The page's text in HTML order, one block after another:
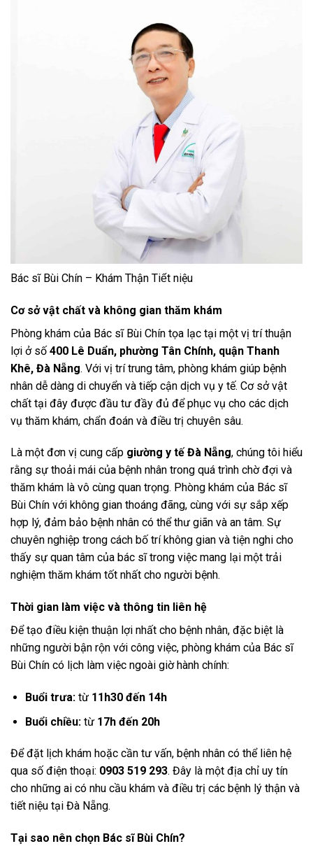
Bác sĩ Bùi Chín – Khám Thận Tiết niệu
Cơ sở vật chất và không gian thăm khám
Phòng khám của Bác sĩ Bùi Chín tọa lạc tại một vị trí thuận
lợi ở số 400 Lê Duẩn, phường Tân Chính, quận Thanh
Khê, Đà Nẵng. Với vị trí trung tâm, phòng khám giúp bệnh
nhân dễ dàng di chuyển và tiếp cận dịch vụ y tế. Cơ sở vật
chất tại đây được đầu tư đầy đủ để phục vụ cho các dịch
vụ thăm khám, chẩn đoán và điều trị chuyên sâu.
Là một đơn vị cung cấp giường y tế Đà Nẵng, chúng tôi hiểu
rằng sự thoải mái của bệnh nhân trong quá trình chờ đợi và
thăm khám là vô cùng quan trọng. Phòng khám của Bác sĩ
Bùi Chín với không gian thoáng đãng, cùng với sự sắp xếp
hợp lý, đảm bảo bệnh nhân có thể thư giãn và an tâm. Sự
chuyên nghiệp trong cách bố trí không gian và tiện nghi cho
thấy sự quan tâm của bác sĩ trong việc mang lại một trải
nghiệm thăm khám tốt nhất cho người bệnh.
Thời gian làm việc và thông tin liên hệ
Để tạo điều kiện thuận lợi nhất cho bệnh nhân, đặc biệt là
những người bận rộn với công việc, phòng khám của Bác sĩ
Bùi Chín có lịch làm việc ngoài giờ hành chính:
Buổi trưa:từ 11h30 đến 14h
Buổi chiều:từ 17h đến 20h
Để đặt lịch khám hoặc cần tư vấn, bệnh nhân có thể liên hệ
qua số điện thoại: 0903 519 293. Đây là một địa chỉ uy tín
cho những ai có nhu cầu khám và điều trị các bệnh lý thận và
tiết niệu tại Đà Nẵng.
Tại sao nên chọn Bác sĩ Bùi Chín?